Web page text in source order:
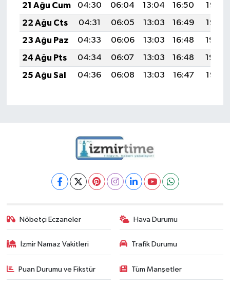
21 Ağu Cum
04:30 06:04 13:04 16:50
19:53
22 Ağu Cts
04:31 06:05 13:03 16:49
19:52
23 Ağu Paz
04:33 06:06 13:03 16:48
19:50
24 Ağu Pts
04:34 06:07 13:03 16:48
19:49
25 Ağu Sal
04:36 06:08 13:03 16:47 19:47
Nöbetçi Eczaneler Hava Durumu
İzmir Namaz Vakitleri Trafik Durumu
Puan Durumu ve Fikstür Tüm Manşetler